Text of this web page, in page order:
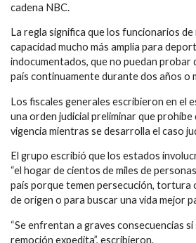
cadena NBC.
La regla significa que los funcionarios
capacidad mucho más amplia para
indocumentados, que no puedan probar
país continuamente durante dos años o
Los fiscales generales escribieron en el
una orden judicial preliminar que prohíbe
vigencia mientras se desarrolla el caso
El grupo escribió que los estados
“el hogar de cientos de miles de
país porque temen persecución, tortura
de origen o para buscar una vida mejor
“Se enfrentan a graves consecuencias
remoción expedita”, escribieron.